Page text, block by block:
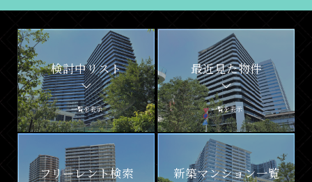
検討中リスト
一覧を表示
最近見た物件
一覧を表示
フリーレント検索 新築マンション一覧